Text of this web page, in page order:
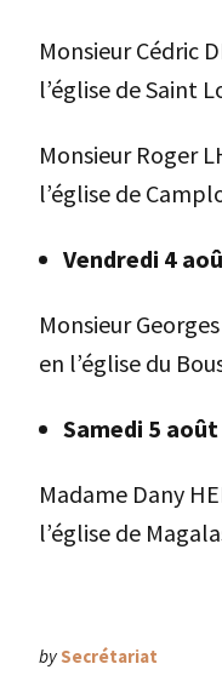
Monsieur Cédric
l’église de Saint
Monsieur Roger
l’église de
Vendredi 4
Monsieur
en l’église du
Samedi 5 août
Madame Dany
l’église de
bySecrétariat